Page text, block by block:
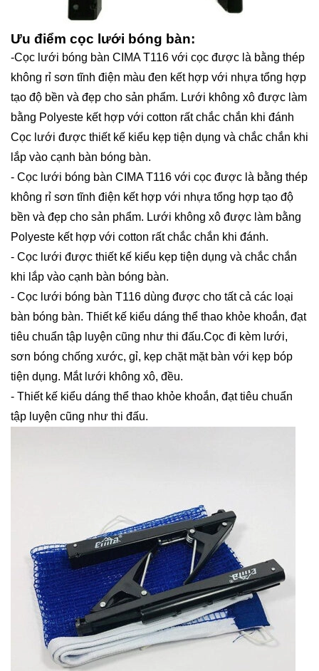
Ưu điểm cọc lưới bóng bàn:
-Cọc lưới bóng bàn CIMA T116 với cọc được là bằng thép
không rỉ sơn tĩnh điện màu đen kết hợp với nhựa tổng hợp
tạo độ bền và đẹp cho sản phẩm. Lưới không xô được làm
bằng Polyeste kết hợp với cotton rất chắc chắn khi đánh
Cọc lưới được thiết kế kiểu kẹp tiện dụng và chắc chắn khi
lắp vào cạnh bàn bóng bàn.
- Cọc lưới bóng bàn CIMA T116 với cọc được là bằng thép
không rỉ sơn tĩnh điện kết hợp với nhựa tổng hợp tạo độ
bền và đẹp cho sản phẩm. Lưới không xô được làm bằng
Polyeste kết hợp với cotton rất chắc chắn khi đánh.
- Cọc lưới được thiết kế kiểu kẹp tiện dụng và chắc chắn
khi lắp vào cạnh bàn bóng bàn.
- Cọc lưới bóng bàn T116 dùng được cho tất cả các loại
bàn bóng bàn. Thiết kế kiểu dáng thể thao khỏe khoắn, đạt
tiêu chuẩn tập luyện cũng như thi đấu.Cọc đi kèm lưới,
sơn bóng chống xước, gỉ, kẹp chặt mặt bàn với kẹp bóp
tiện dụng. Mắt lưới không xô, đều.
- Thiết kế kiểu dáng thể thao khỏe khoắn, đạt tiêu chuẩn
tập luyện cũng như thi đấu.